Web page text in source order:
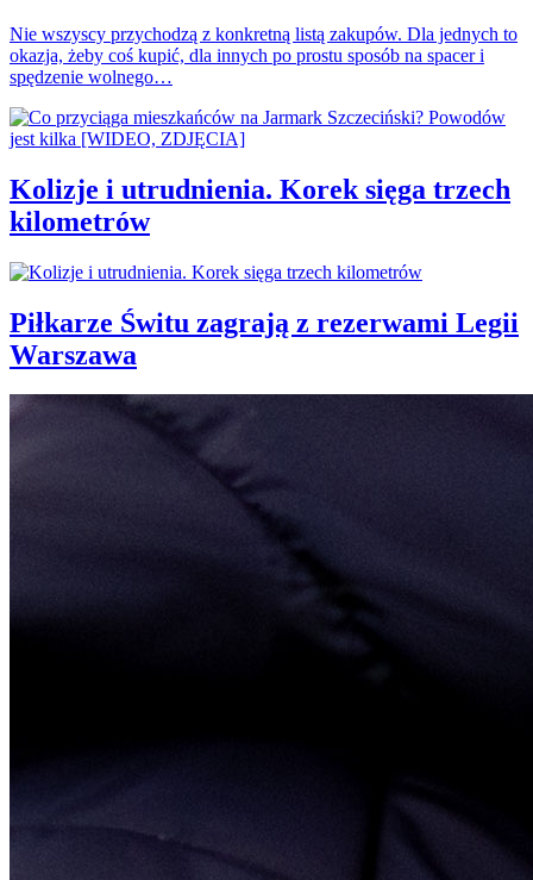
Nie wszyscy przychodzą z konkretną listą zakupów. Dla jednych to
okazja, żeby coś kupić, dla innych po prostu sposób na spacer i
spędzenie wolnego…
Kolizje i utrudnienia. Korek sięga trzech
kilometrów
Piłkarze Świtu zagrają z rezerwami Legii
Warszawa